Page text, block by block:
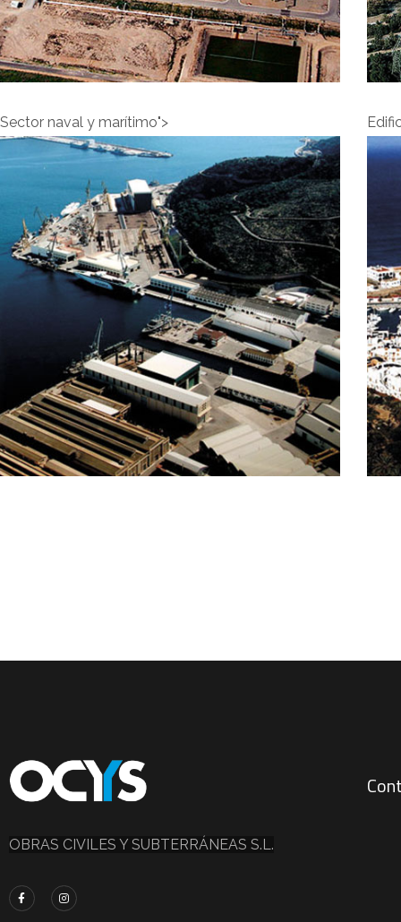
Sector naval y marítimo">
OBRAS CIVILES Y SUBTERRÁNEAS S.L.